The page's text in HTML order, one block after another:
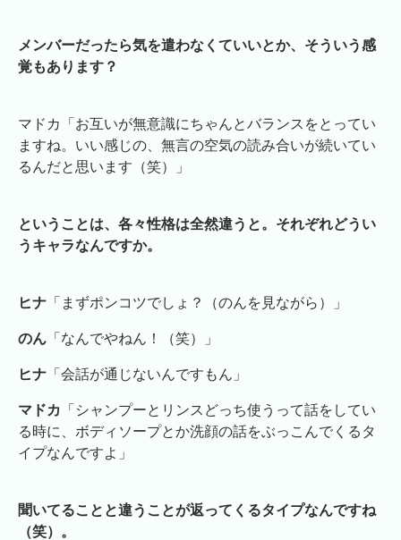
メンバーだったら気を遣わなくていいとか、そういう感
覚もあります？
マドカ「お互いが無意識にちゃんとバランスをとってい
ますね。いい感じの、無言の空気の読み合いが続いてい
るんだと思います（笑）」
ということは、各々性格は全然違うと。それぞれどうい
うキャラなんですか。
ヒナ 「まずポンコツでしょ？（のんを見ながら）」
のん 「なんでやねん！（笑）」
ヒナ 「会話が通じないんですもん」
マドカ
「シャンプーとリンスどっち使うって話をしてい
る時に、ボディソープとか洗顔の話をぶっこんでくるタ
イプなんですよ」
聞いてることと違うことが返ってくるタイプなんですね
（笑）。